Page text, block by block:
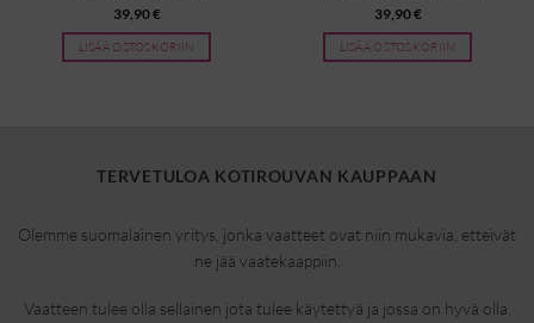
39,90€
LISÄÄ OSTOSKORIIN
39,90€
LISÄÄ OSTOSKORIIN
TERVETULOA KOTIROUVAN KAUPPAAN
Olemme suomalainen yritys, jonka vaatteet ovat niin mukavia, etteivät
ne jää vaatekaappiin.
Vaatteen tulee olla sellainen jota tulee käytettyä ja jossa on hyvä olla.